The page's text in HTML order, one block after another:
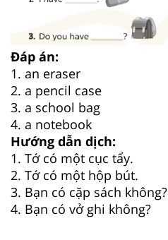
Đáp án:
1. an eraser
2. a pencil case
3. a school bag
4. a notebook
Hướng dẫn dịch:
1. Tớ có một cục tẩy.
2. Tớ có một hộp bút.
3. Bạn có cặp sách không?
4. Bạn có vở ghi không?